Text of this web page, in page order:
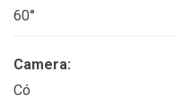
60°
Camera:
Có